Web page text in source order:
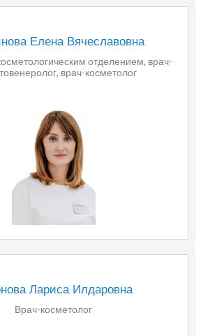
Елена Вячеславовна
отделением, врач-
врач-косметолог
Лариса Илдаровна
Врач-косметолог